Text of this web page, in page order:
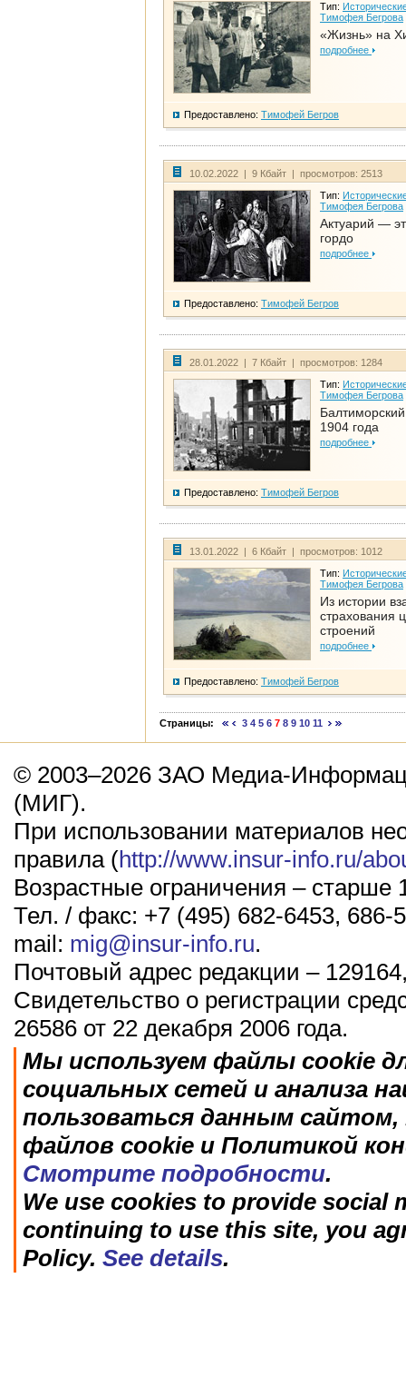
Тип:
Тимофея Бегрова
«Жизнь» на
подробнее
Предоставлено: Тимофей Бегров
10.02.2022 | 9 Кбайт | просмотров: 2513
Тип:
Тимофея Бегрова
Актуарий —
гордо
подробнее
Предоставлено: Тимофей Бегров
28.01.2022 | 7 Кбайт | просмотров: 1284
Тип:
Тимофея Бегрова
1904 года
подробнее
Предоставлено: Тимофей Бегров
13.01.2022 | 6 Кбайт | просмотров: 1012
Тип:
Тимофея Бегрова
Из истории
страхования
строений
подробнее
Предоставлено: Тимофей Бегров
Страницы: 3 4 5 6 7 8 9 10 11
© 2003–2026 ЗАО Медиа-
(МИГ).
При использовании материалов
правила (http://www.insur-info.ru/
Возрастные ограничения – старше
Тел. / факс: +7 (495) 682-6453, 686-
mail: mig@insur-info.ru.
Почтовый адрес редакции –
Свидетельство о регистрации
26586 от 22 декабря 2006 года.
Мы используем файлы cookie
социальных сетей и анализа
пользоваться данным
файлов cookie и Политикой
Смотрите подробности.
We use cookies to provide social
continuing to use this site, you
Policy. See details.